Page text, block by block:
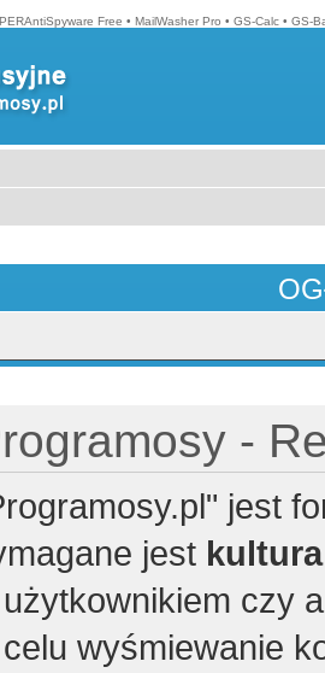
Free • MailWasher Pro • GS-Calc • GS-
-
jest
jest
czy
wyśmiewanie